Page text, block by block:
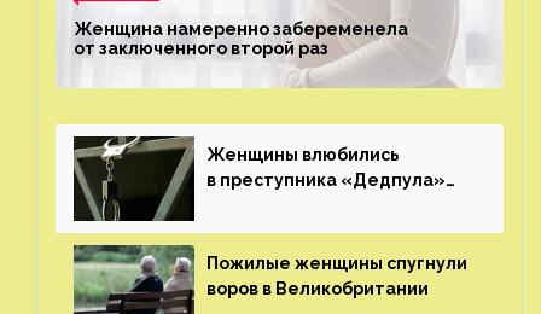
Женщина намеренно забеременела
от заключенного второй раз
Женщины влюбились
в преступника «Дедпула»
ему жизнь
Пожилые женщины спугнули
воров в Великобритании